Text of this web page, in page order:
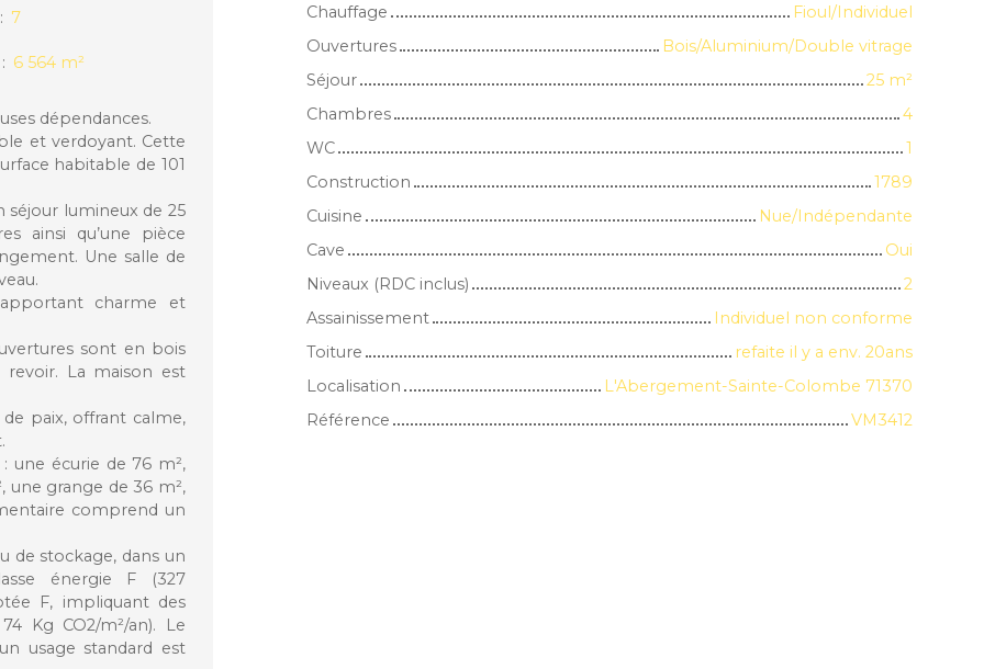
: 7
: 6 564 m²
dépendances.
et verdoyant. Cette
habitable de 101
séjour lumineux de 25
ainsi qu’une pièce
Une salle de
charme et
sont en bois
revoir. La maison est
paix, offrant calme,
une écurie de 76 m²,
une grange de 36 m²,
comprend un
de stockage, dans un
énergie F (327
F, impliquant des
Kg CO2/m²/an). Le
usage standard est
Chauffage
Fioul/Individuel
Ouvertures
Bois/Aluminium/Double vitrage
Séjour
25 m²
Chambres
4
WC
1
Construction
1789
Cuisine
Nue/Indépendante
Cave
Oui
Niveaux (RDC inclus)
2
Assainissement
Individuel non conforme
Toiture
refaite il y a env. 20ans
Localisation
L'Abergement-Sainte-Colombe 71370
Référence
VM3412